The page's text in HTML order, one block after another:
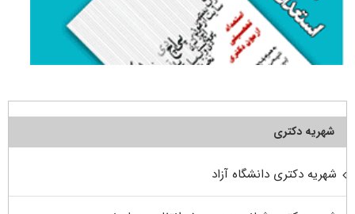
شهریه دکتری
شهریه دکتری دانشگاه آزاد